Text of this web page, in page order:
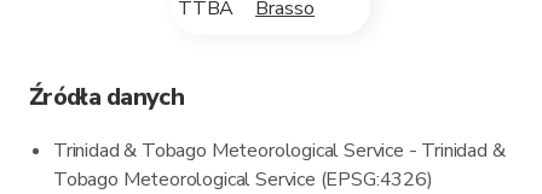
TTBA Brasso
Źródła danych
Trinidad & Tobago Meteorological Service - Trinidad &
Tobago Meteorological Service (EPSG:4326)